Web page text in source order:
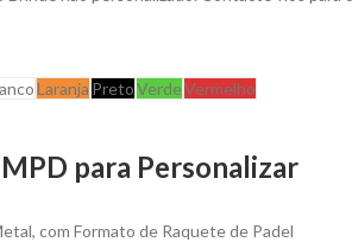
Laranja PretoVerdeVermelho
para Personalizar
com Formato de Raquete de Padel